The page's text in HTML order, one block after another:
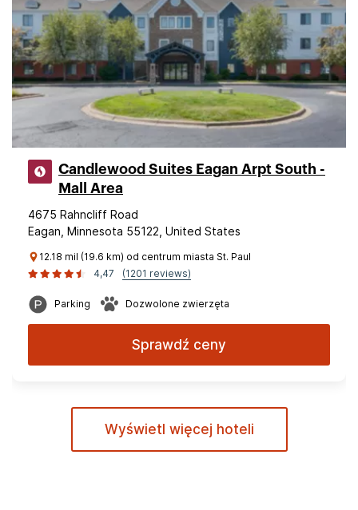
Candlewood Suites Eagan Arpt South -
Mall Area
4675 Rahncliff Road
Eagan, Minnesota 55122, United States
12.18 mil (19.6 km) od centrum miasta St. Paul
4,47
(1201 reviews)
Parking Dozwolone zwierzęta
Sprawdź ceny
Wyświetl więcej hoteli